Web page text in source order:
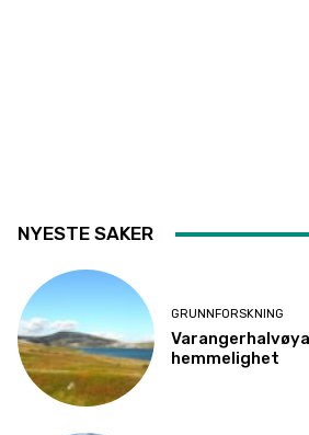
NYESTE SAKER
GRUNNFORSKNING
hemmelighet